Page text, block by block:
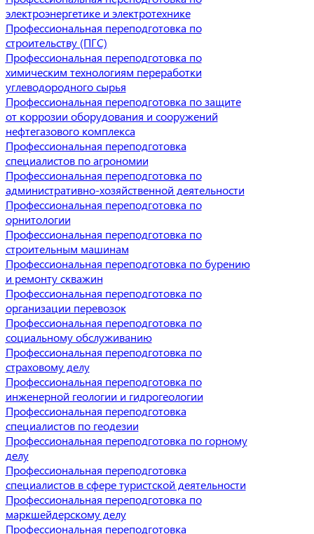
электроэнергетике и электротехнике
Профессиональная переподготовка по
строительству (ПГС)
Профессиональная переподготовка по
химическим технологиям переработки
углеводородного сырья
Профессиональная переподготовка по защите
от коррозии оборудования и сооружений
нефтегазового комплекса
Профессиональная переподготовка
специалистов по агрономии
Профессиональная переподготовка по
административно-хозяйственной деятельности
Профессиональная переподготовка по
орнитологии
Профессиональная переподготовка по
строительным машинам
Профессиональная переподготовка по бурению
и ремонту скважин
Профессиональная переподготовка по
организации перевозок
Профессиональная переподготовка по
социальному обслуживанию
Профессиональная переподготовка по
страховому делу
Профессиональная переподготовка по
инженерной геологии и гидрогеологии
Профессиональная переподготовка
специалистов по геодезии
Профессиональная переподготовка по горному
делу
Профессиональная переподготовка
специалистов в сфере туристской деятельности
Профессиональная переподготовка по
маркшейдерскому делу
Профессиональная переподготовка